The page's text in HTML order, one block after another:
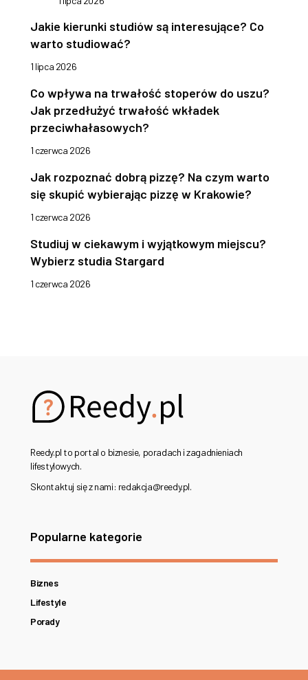
Jakie kierunki studiów są interesujące? Co
warto studiować?
1 lipca 2026
Co wpływa na trwałość stoperów do uszu?
Jak przedłużyć trwałość wkładek
przeciwhałasowych?
1 czerwca 2026
Jak rozpoznać dobrą pizzę? Na czym warto
się skupić wybierając pizzę w Krakowie?
1 czerwca 2026
Studiuj w ciekawym i wyjątkowym miejscu?
Wybierz studia Stargard
1 czerwca 2026
Reedy.pl to portal o biznesie, poradach i zagadnieniach
lifestylowych.
Skontaktuj się z nami: redakcja@reedy.pl.
Popularne kategorie
Biznes
Lifestyle
Porady